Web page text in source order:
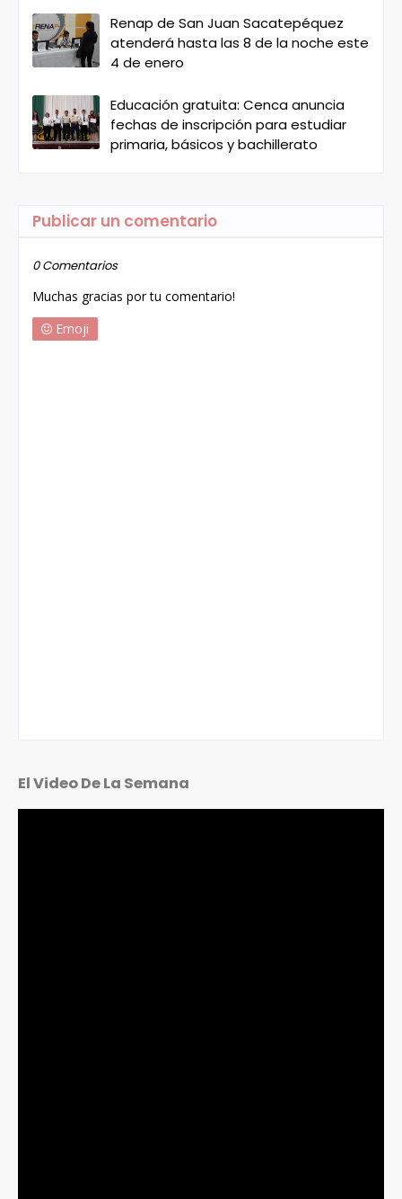
Renap de San Juan Sacatepéquez
atenderá hasta las 8 de la noche este
4 de enero
Educación gratuita: Cenca anuncia
fechas de inscripción para estudiar
primaria, básicos y bachillerato
Publicar un comentario
0 Comentarios
Muchas gracias por tu comentario!
Emoji
El Video De La Semana